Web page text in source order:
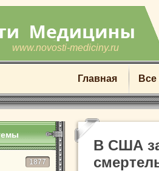
www.novosti-mediciny.ru
Главная Все
1877
В США